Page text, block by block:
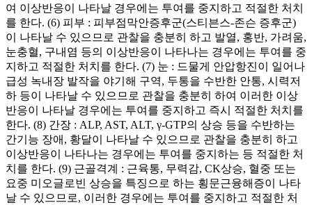
여 이상반응이 나타날 경우에는 투여를 중지하고 적절한 처치
를 한다. (6) 피부 : 피부점막안증후군(스티븐스-존슨 증후군)
이 나타날 수 있으므로 관찰을 충분히 하고 발열, 홍반, 가려움,
눈충혈, 구내염 등의 이상반응이 나타나는 경우에는 투여를 중
지하고 적절한 처치를 한다. (7) 눈 : 드물게 안압항진이 일어나
급성 녹내장 발작을 야기해 구역, 두통을 수반한 안통, 시력저
하 등이 나타날 수 있으므로 관찰을 충분히 하여 이러한 이상
반응이 나타날 경우에는 투여를 중지하고 즉시 적절한 처치를
한다. (8) 간장 : ALP, AST, ALT, γ-GTP의 상승 등을 수반하는
간기능 장애, 황달이 나타날 수 있으므로 관찰을 충분히 하고
이상반응이 나타나는 경우에는 투여를 중지하는 등 적절한 처
치를 한다. (9) 근골격계 : 근육통, 무력감, CK상승, 혈중 또는
요중 미오글로빈 상승을 특징으로 하는 횡문근융해증이 나타
날 수 있으므로, 이러한 경우에는 투여를 중지하고 적절한 처